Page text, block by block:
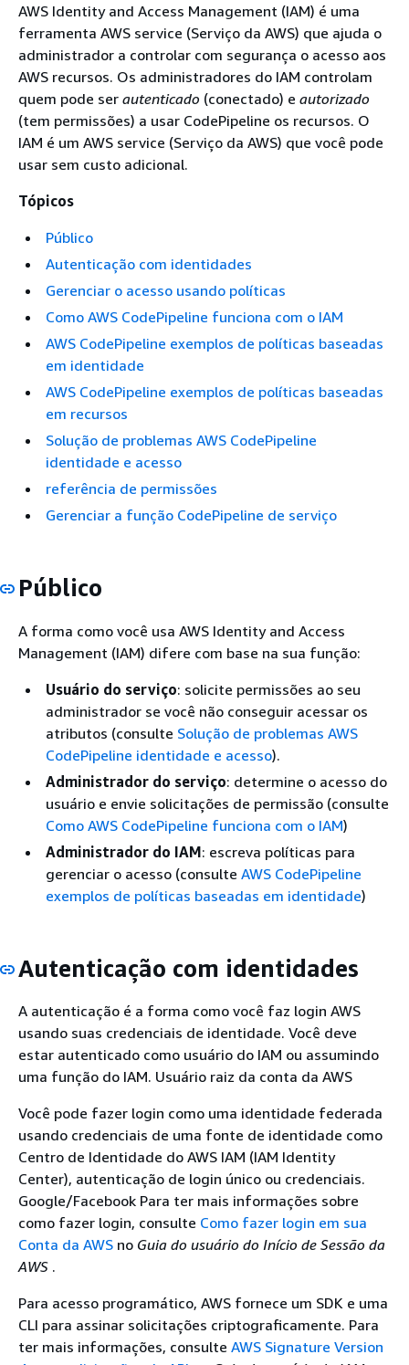
AWS Identity and Access Management (IAM) é uma
ferramenta AWS service (Serviço da AWS) que ajuda o
administrador a controlar com segurança o acesso aos
AWS recursos. Os administradores do IAM controlam
quem pode ser autenticado (conectado) e autorizado
(tem permissões) a usar CodePipeline os recursos. O
IAM é um AWS service (Serviço da AWS) que você pode
usar sem custo adicional.
Tópicos
Público
Autenticação com identidades
Gerenciar o acesso usando políticas
Como AWS CodePipeline funciona com o IAM
AWS CodePipeline exemplos de políticas baseadas
em identidade
AWS CodePipeline exemplos de políticas baseadas
em recursos
Solução de problemas AWS CodePipeline
identidade e acesso
referência de permissões
Gerenciar a função CodePipeline de serviço
Público
A forma como você usa AWS Identity and Access
Management (IAM) difere com base na sua função:
Usuário do serviço: solicite permissões ao seu
administrador se você não conseguir acessar os
atributos (consulte Solução de problemas AWS
CodePipeline identidade e acesso).
Administrador do serviço: determine o acesso do
usuário e envie solicitações de permissão (consulte
Como AWS CodePipeline funciona com o IAM)
Administrador do IAM: escreva políticas para
gerenciar o acesso (consulte AWS CodePipeline
exemplos de políticas baseadas em identidade)
Autenticação com identidades
A autenticação é a forma como você faz login AWS
usando suas credenciais de identidade. Você deve
estar autenticado como usuário do IAM ou assumindo
uma função do IAM. Usuário raiz da conta da AWS
Você pode fazer login como uma identidade federada
usando credenciais de uma fonte de identidade como
Centro de Identidade do AWS IAM (IAM Identity
Center), autenticação de login único ou credenciais.
Google/Facebook Para ter mais informações sobre
como fazer login, consulte Como fazer login em sua
Conta da AWS no Guia do usuário do Início de Sessão da
AWS .
Para acesso programático, AWS fornece um SDK e uma
CLI para assinar solicitações criptograficamente. Para
ter mais informações, consulte AWS Signature Version